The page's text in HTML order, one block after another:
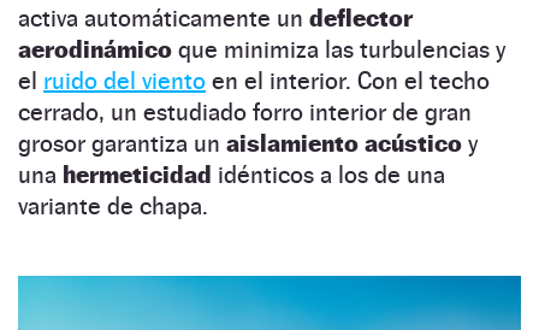
activa automáticamente un deflector
aerodinámico que minimiza las turbulencias y
el ruido del viento en el interior. Con el techo
cerrado, un estudiado forro interior de gran
grosor garantiza un aislamiento acústico y
una hermeticidad idénticos a los de una
variante de chapa.